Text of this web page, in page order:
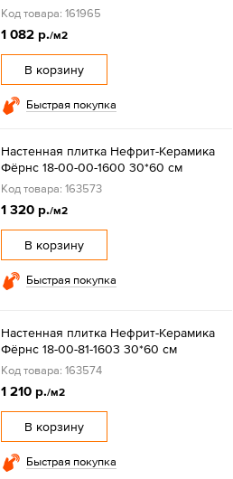
Код товара: 161965
1 082 р./м2
В корзину
Быстрая покупка
Настенная плитка Нефрит-Керамика
Фёрнс 18-00-00-1600 30*60 см
Код товара: 163573
1 320 р./м2
В корзину
Быстрая покупка
Настенная плитка Нефрит-Керамика
Фёрнс 18-00-81-1603 30*60 см
Код товара: 163574
1 210 р./м2
В корзину
Быстрая покупка